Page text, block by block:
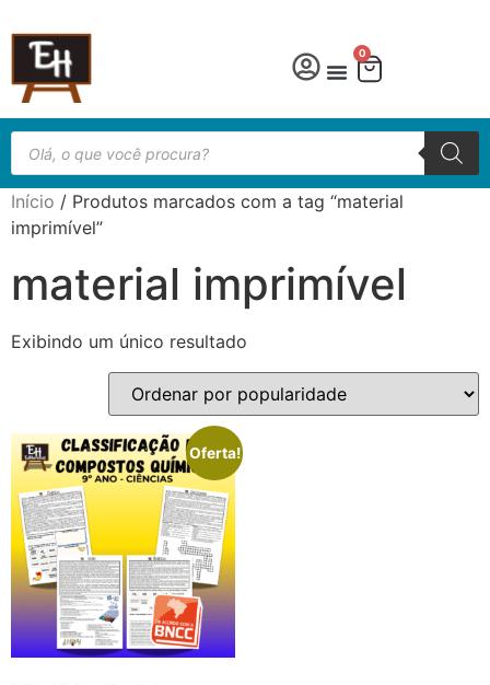
0
Início / Produtos marcados com a tag “material
imprimível”
material imprimível
Exibindo um único resultado
Oferta!